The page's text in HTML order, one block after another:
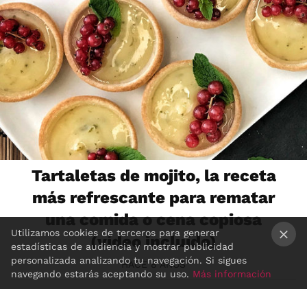
Tartaletas de mojito, la receta
más refrescante para rematar
una comida o cena copiosa
(vídeo incluido)
HACE 8 AÑOS
Utilizamos cookies de terceros para generar
estadísticas de audiencia y mostrar publicidad
personalizada analizando tu navegación. Si sigues
navegando estarás aceptando su uso. Más información